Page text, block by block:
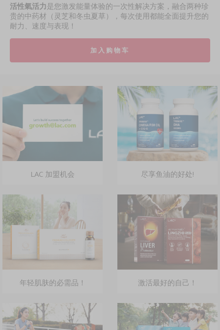
活性氣活力是您激发能量体验的一次性解决方案，融合两种珍
贵的中药材（灵芝和冬虫夏草），每次使用都能全面提升您的
耐力、速度与表现！
加入购物车
LAC 加盟机会 尽享鱼油的好处!
年轻肌肤的必需品！ 激活最好的自己！